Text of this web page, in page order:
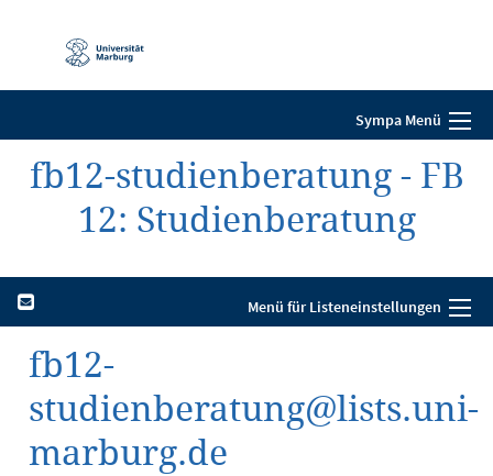
Navigation
Sympa Menü
fb12-studienberatung - FB
12: Studienberatung
Menü für Listeneinstellungen
fb12-
studienberatung@lists.uni-
marburg.de